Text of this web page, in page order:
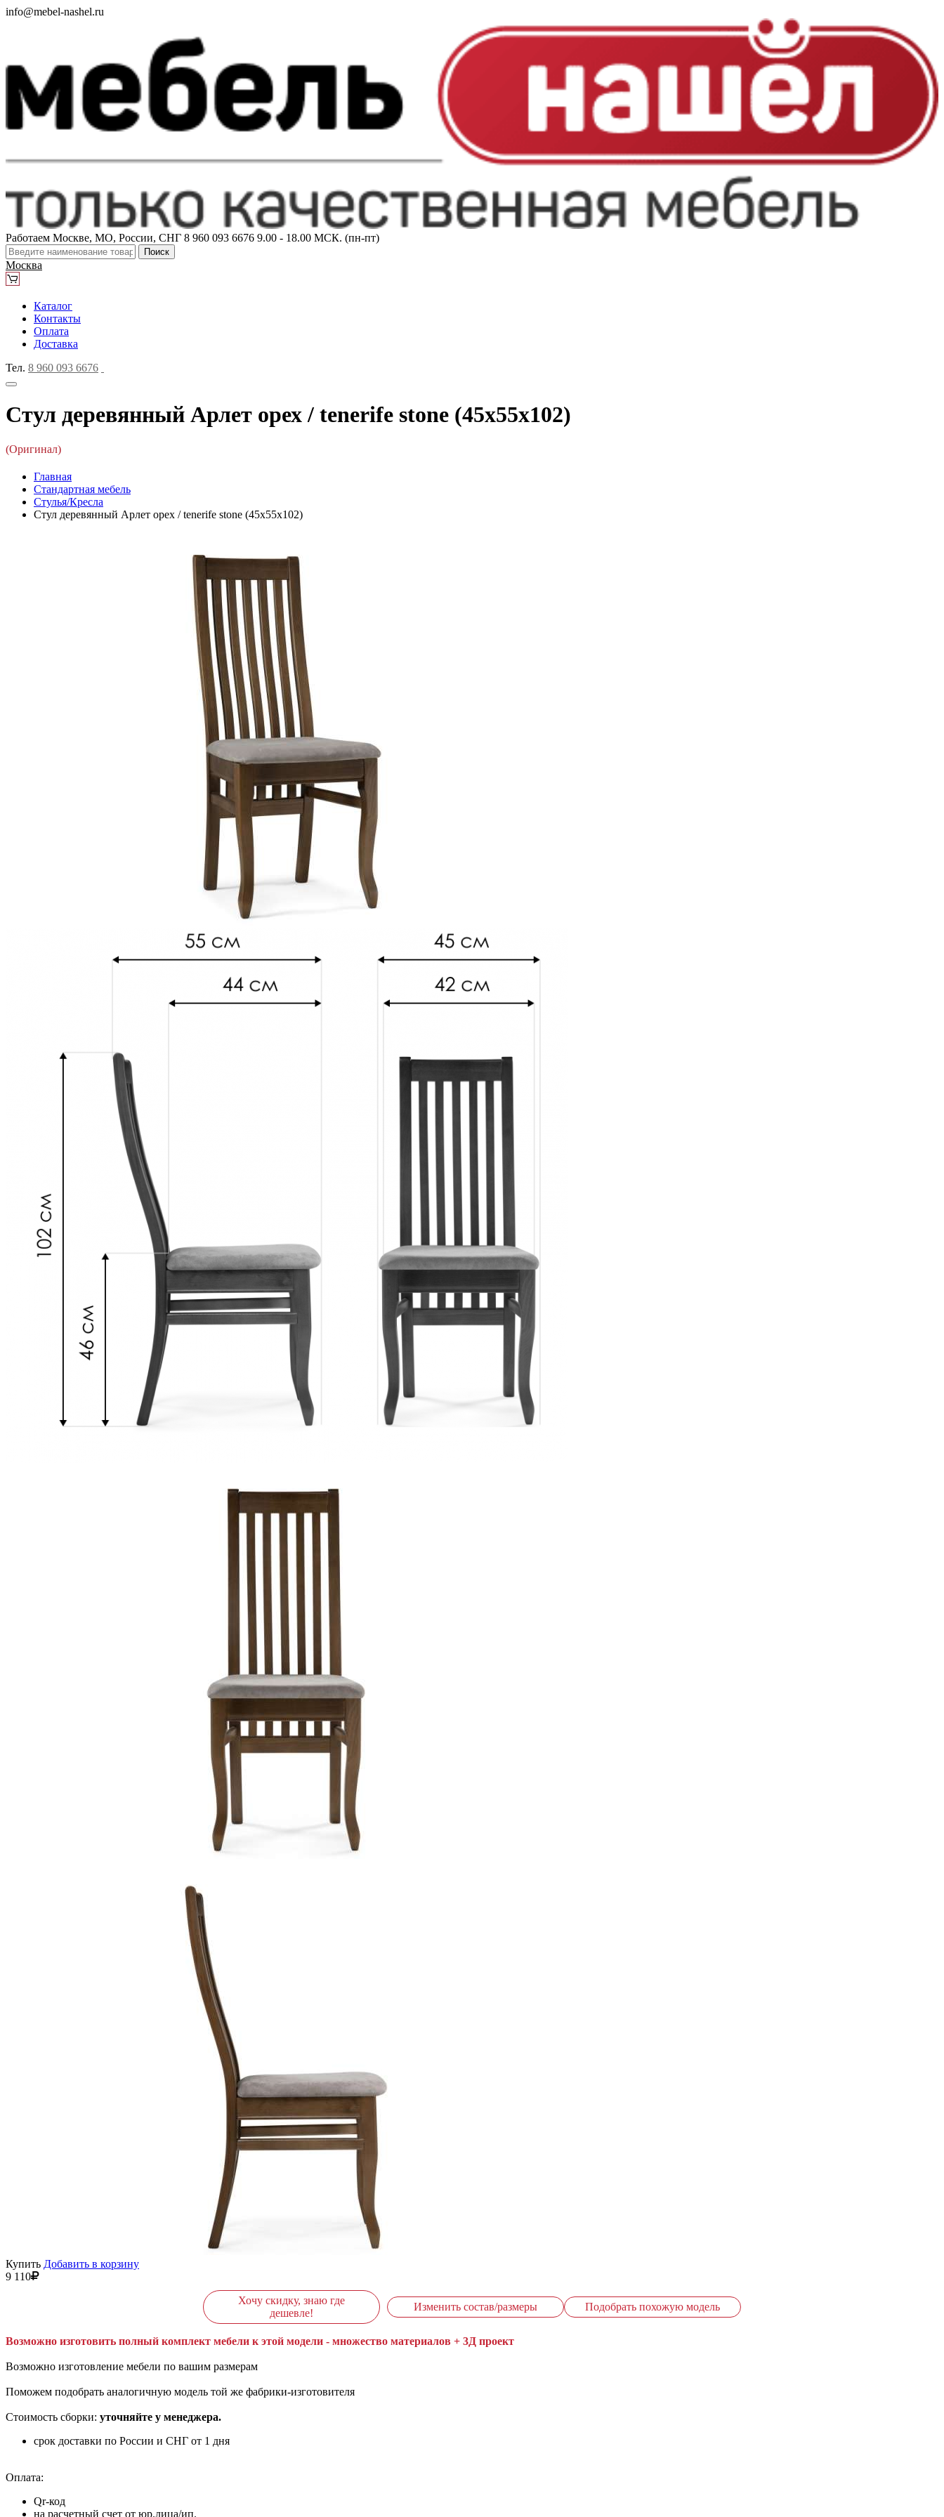
info@mebel-nashel.ru
Работаем Москве, МО, России, СНГ 8 960 093 6676 9.00 - 18.00 МСК. (пн-пт)
Поиск
Москва
Каталог
Контакты
Оплата
Доставка
Тел. 8 960 093 6676
Стул деревянный Арлет орех / tenerife stone (45x55x102)
(Оригинал)
Главная
Стандартная мебель
Стулья/Кресла
Стул деревянный Арлет орех / tenerife stone (45x55x102)
Купить Добавить в корзину
9 110
Хочу скидку, знаю где
дешевле!
Изменить состав/размеры Подобрать похожую модель
Возможно изготовить полный комплект мебели к этой модели - множество материалов + 3Д проект
Возможно изготовление мебели по вашим размерам
Поможем подобрать аналогичную модель той же фабрики-изготовителя
Стоимость сборки: уточняйте у менеджера.
срок доставки по России и СНГ от 1 дня
Оплата:
Qr-код
на расчетный счет от юр.лица/ип.